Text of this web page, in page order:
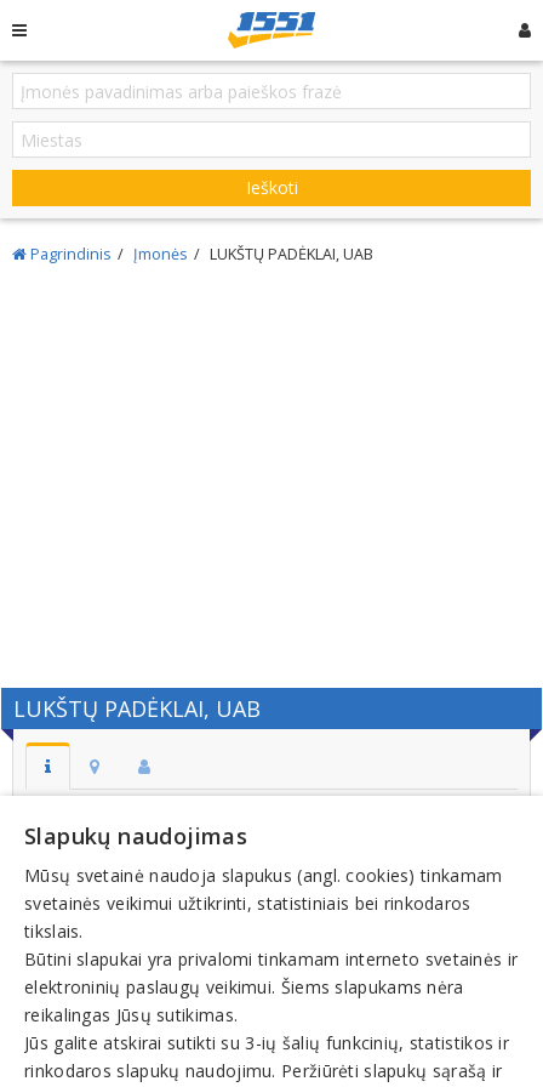
Ieškoti
Pagrindinis Įmonės LUKŠTŲ PADĖKLAI, UAB
LUKŠTŲ PADĖKLAI, UAB
Adresas:
LUKŠTŲ K. JUODUPĖS SEN. ROKIŠKIO R.
Kodas:
173737266
Registracijos data:
2002-06-27
Slapukų naudojimas
Mūsų svetainė naudoja slapukus (angl. cookies) tinkamam
svetainės veikimui užtikrinti, statistiniais bei rinkodaros
tikslais.
Būtini slapukai yra privalomi tinkamam interneto svetainės ir
elektroninių paslaugų veikimui. Šiems slapukams nėra
reikalingas Jūsų sutikimas.
Jūs galite atskirai sutikti su 3-ių šalių funkcinių, statistikos ir
rinkodaros slapukų naudojimu. Peržiūrėti slapukų sąrašą ir